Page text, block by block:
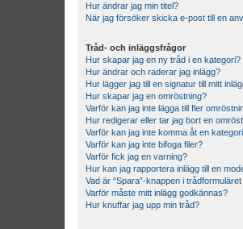
Hur ändrar jag min titel?
När jag försöker skicka e-post till en
Tråd- och inläggsfrågor
Hur skapar jag en ny tråd i en kategori?
Hur ändrar och raderar jag inlägg?
Hur lägger jag till en signatur till mitt
Hur skapar jag en omröstning?
Varför kan jag inte lägga till fler
Hur redigerar eller tar jag bort en
Varför kan jag inte komma åt en
Varför kan jag inte bifoga filer?
Varför fick jag en varning?
Hur kan jag rapportera inlägg till en
Vad är “Spara”-knappen i
Varför måste mitt inlägg godkännas?
Hur knuffar jag upp min tråd?